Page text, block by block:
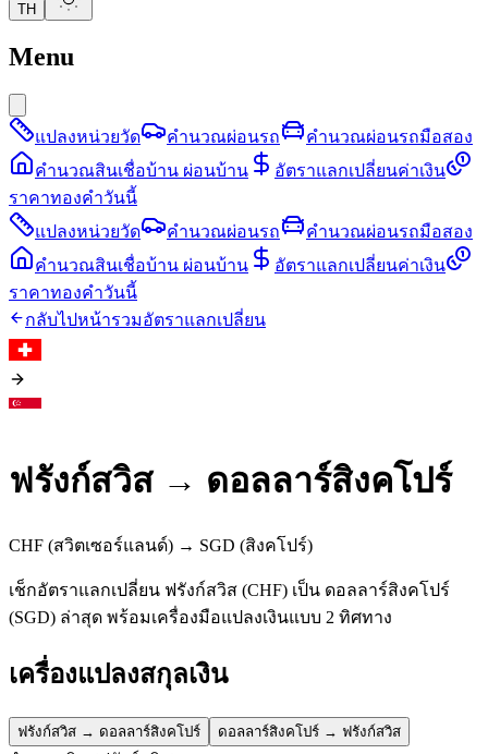
TH
Menu
แปลงหน่วยวัด คำนวณผ่อนรถ
คำนวณผ่อนรถมือสอง
คำนวณสินเชื่อบ้าน ผ่อนบ้าน
อัตราแลกเปลี่ยนค่าเงิน
ราคาทองคำวันนี้
แปลงหน่วยวัด
คำนวณผ่อนรถ
คำนวณผ่อนรถมือสอง
คำนวณสินเชื่อบ้าน ผ่อนบ้าน
อัตราแลกเปลี่ยนค่าเงิน
ราคาทองคำวันนี้
กลับไปหน้ารวมอัตราแลกเปลี่ยน
ฟรังก์สวิส→ ดอลลาร์สิงคโปร์
CHF (สวิตเซอร์แลนด์) → SGD (สิงคโปร์)
เช็กอัตราแลกเปลี่ยน ฟรังก์สวิส (CHF) เป็น ดอลลาร์สิงคโปร์
(SGD) ล่าสุด พร้อมเครื่องมือแปลงเงินแบบ 2 ทิศทาง
เครื่องแปลงสกุลเงิน
ฟรังก์สวิส → ดอลลาร์สิงคโปร์ ดอลลาร์สิงคโปร์ → ฟรังก์สวิส